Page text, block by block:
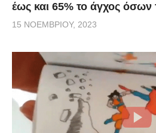
έως και 65% το άγχος όσων
15 ΝΟΕΜΒΡΊΟΥ, 2023